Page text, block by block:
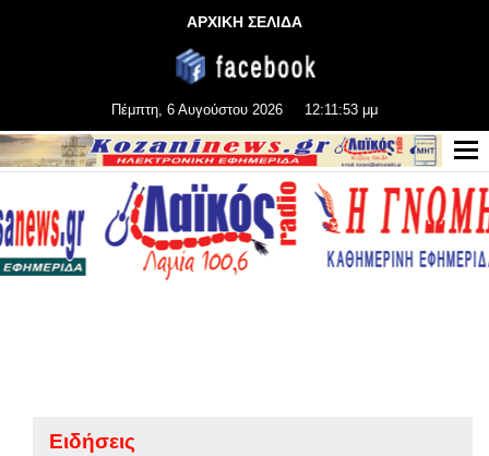
ΑΡΧΙΚΗ ΣΕΛΙΔΑ
Πέμπτη, 6 Αυγούστου 2026 12:11:53 μμ
Ειδήσεις